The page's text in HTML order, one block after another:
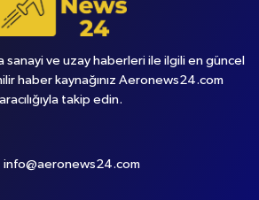
sanayi ve uzay haberleri ile ilgili en güncel
haber kaynağınız Aeronews24.com
aracılığıyla takip edin.
info@aeronews24.com